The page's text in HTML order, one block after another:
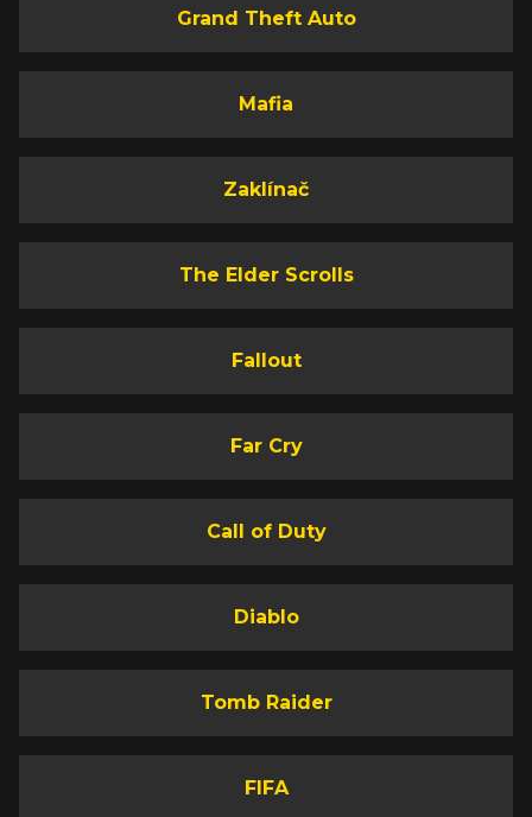
Grand Theft Auto
Mafia
Zaklínač
The Elder Scrolls
Fallout
Far Cry
Call of Duty
Diablo
Tomb Raider
FIFA